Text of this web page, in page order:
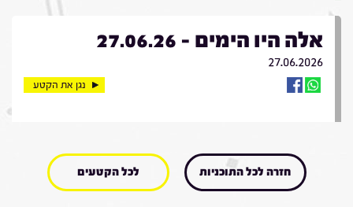
אלה היו הימים - 27.06.26
27.06.2026
נגן את הקטע
חזרה לכל התוכניות לכל הקטעים